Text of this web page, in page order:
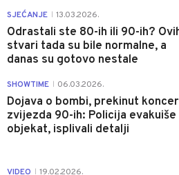
SJEĆANJE 13.03.2026.
Odrastali ste 80-ih ili 90-ih?
stvari tada su bile normalne, a
danas su gotovo nestale
SHOWTIME 06.03.2026.
Dojava o bombi, prekinut
zvijezda 90-ih: Policija evakuiše
objekat, isplivali detalji
VIDEO 19.02.2026.